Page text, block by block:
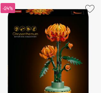
-24%